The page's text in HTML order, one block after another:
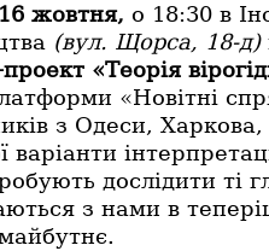
16 жовтня, о 18:30 в
(вул. Щорса, 18-д)
«Теорія
«Новітні
з Одеси,
варіанти
дослідити ті
з нами в